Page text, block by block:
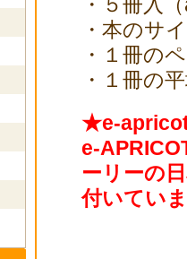
・本のサ
・１冊の
・１冊の
★e-
e-
ーリーの
付いてい